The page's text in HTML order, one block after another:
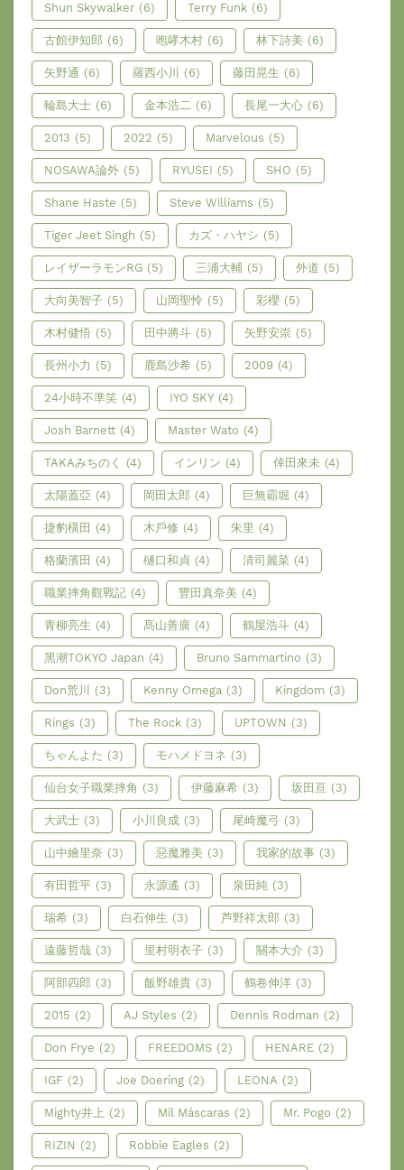
Shun Skywalker (6) Terry Funk (6)
古館伊知郎 (6) 咆哮木村 (6) 林下詩美 (6)
矢野通 (6) 羅西小川 (6) 藤田晃生 (6)
輪島大士 (6) 金本浩二 (6) 長尾一大心 (6)
2013 (5) 2022 (5) Marvelous (5)
NOSAWA論外 (5) RYUSEI (5) SHO (5)
Shane Haste (5) Steve Williams (5)
Tiger Jeet Singh (5) カズ・ハヤシ (5)
レイザーラモンRG (5) 三浦大輔 (5) 外道 (5)
大向美智子 (5) 山岡聖怜 (5) 彩櫻 (5)
木村健悟 (5) 田中將斗 (5) 矢野安崇 (5)
長州小力 (5) 鹿島沙希 (5) 2009 (4)
24小時不準笑 (4) IYO SKY (4)
Josh Barnett (4) Master Wato (4)
TAKAみちのく (4) インリン (4) 倖田來未 (4)
太陽蓋亞 (4) 岡田太郎 (4) 巨無霸堀 (4)
捷豹橫田 (4) 木戶修 (4) 朱里 (4)
格蘭濱田 (4) 樋口和貞 (4) 清司麗菜 (4)
職業摔角觀戰記 (4) 豐田真奈美 (4)
青柳亮生 (4) 髙山善廣 (4) 鶴屋浩斗 (4)
黑潮TOKYO Japan (4) Bruno Sammartino (3)
Don荒川 (3) Kenny Omega (3) Kingdom (3)
Rings (3) The Rock (3) UPTOWN (3)
ちゃんよた (3) モハメドヨネ (3)
仙台女子職業摔角 (3) 伊藤麻希 (3) 坂田亘 (3)
大武士 (3) 小川良成 (3) 尾崎魔弓 (3)
山中繪里奈 (3) 惡魔雅美 (3) 我家的故事 (3)
有田哲平 (3) 永源遙 (3) 泉田純 (3)
瑞希 (3) 白石伸生 (3) 芦野祥太郎 (3)
遠藤哲哉 (3) 里村明衣子 (3) 關本大介 (3)
阿部四郎 (3) 飯野雄貴 (3) 鶴卷伸洋 (3)
2015 (2) AJ Styles (2) Dennis Rodman (2)
Don Frye (2) FREEDOMS (2) HENARE (2)
IGF (2) Joe Doering (2) LEONA (2)
Mighty井上 (2) Mil Máscaras (2) Mr. Pogo (2)
RIZIN (2) Robbie Eagles (2)